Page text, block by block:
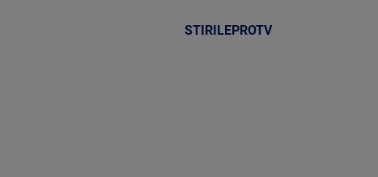
STIRILEPROTV